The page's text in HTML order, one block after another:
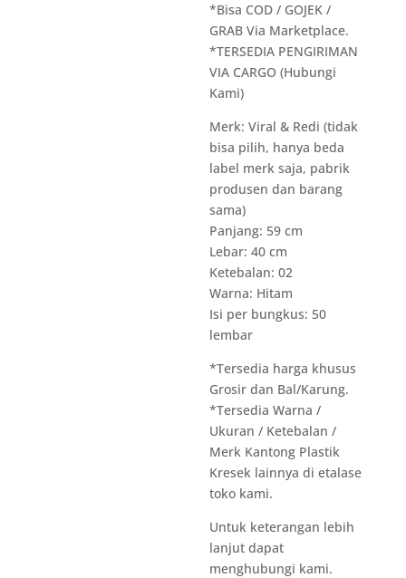
*Bisa COD / GOJEK /
GRAB Via Marketplace.
*TERSEDIA PENGIRIMAN
VIA CARGO (Hubungi
Kami)
Merk: Viral & Redi (tidak
bisa pilih, hanya beda
label merk saja, pabrik
produsen dan barang
sama)
Panjang: 59 cm
Lebar: 40 cm
Ketebalan: 02
Warna: Hitam
Isi per bungkus: 50
lembar
*Tersedia harga khusus
Grosir dan Bal/Karung.
*Tersedia Warna /
Ukuran / Ketebalan /
Merk Kantong Plastik
Kresek lainnya di etalase
toko kami.
Untuk keterangan lebih
lanjut dapat
menghubungi kami.